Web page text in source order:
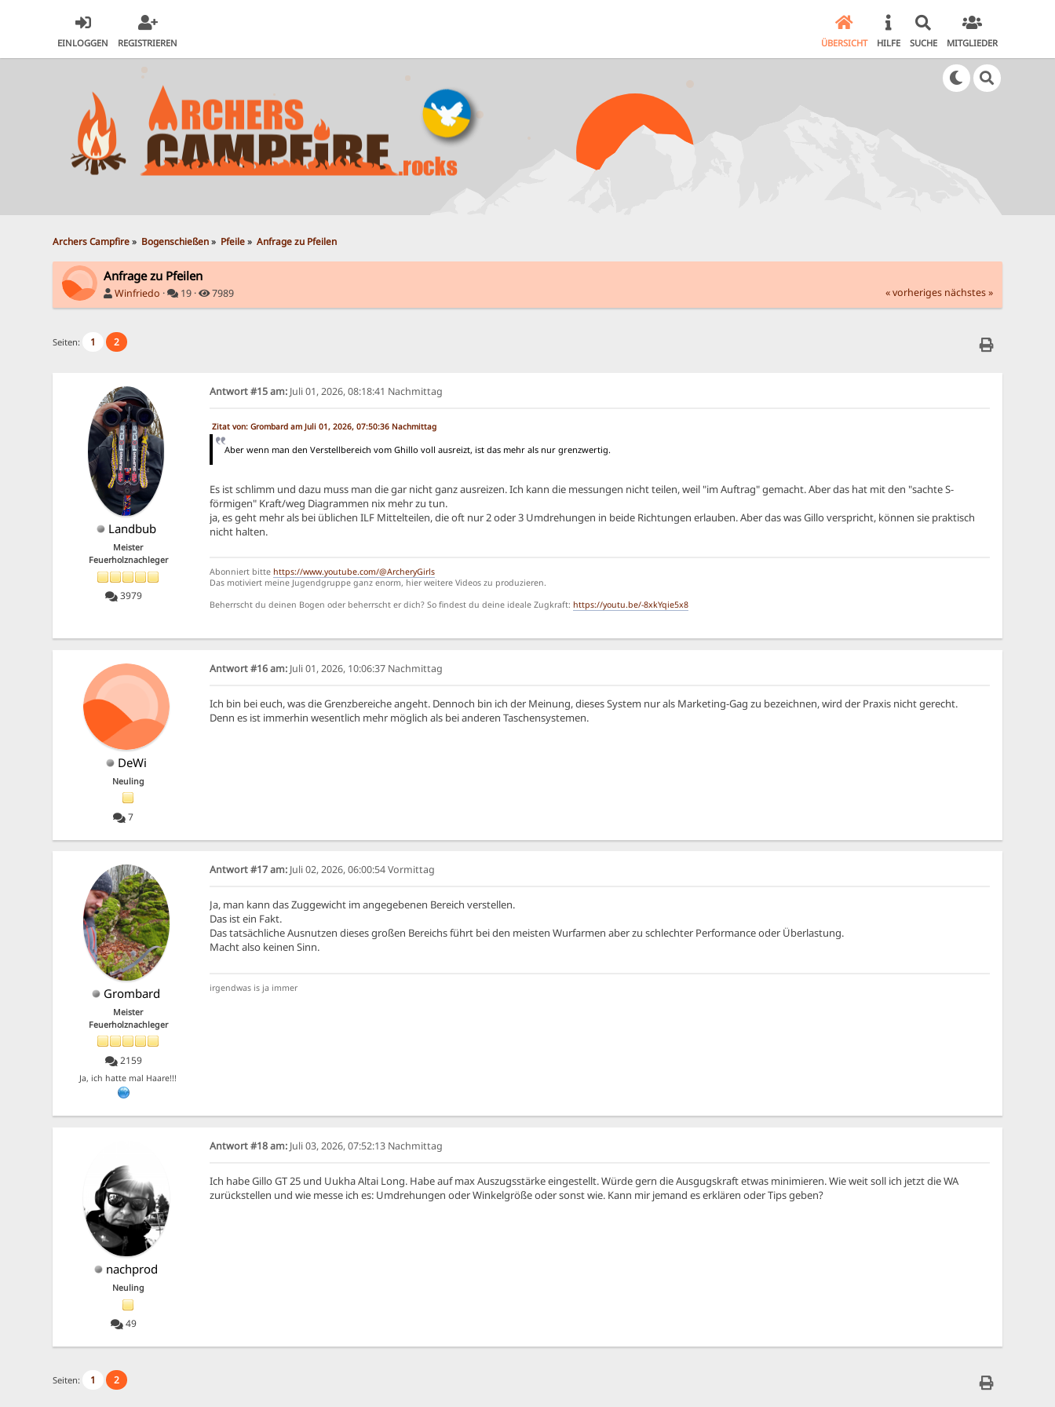
EINLOGGEN REGISTRIEREN ÜBERSICHT HILFE SUCHE MITGLIEDER
Archers Campfire» Bogenschießen» Pfeile» Anfrage zu Pfeilen
Anfrage zu Pfeilen
Winfriedo · 19 · 7989 « vorheriges nächstes »
Seiten: 1 2
Landbub
Meister
Feuerholznachleger
3979
Antwort #15 am:Juli 01, 2026, 08:18:41 Nachmittag
Zitat von: Grombard am Juli 01, 2026, 07:50:36 Nachmittag
Aber wenn man den Verstellbereich vom Ghillo voll ausreizt, ist das mehr als nur grenzwertig.
Es ist schlimm und dazu muss man die gar nicht ganz ausreizen. Ich kann die messungen nicht teilen, weil "im Auftrag" gemacht. Aber das hat mit den "sachte S-
förmigen" Kraft/weg Diagrammen nix mehr zu tun.
ja, es geht mehr als bei üblichen ILF Mittelteilen, die oft nur 2 oder 3 Umdrehungen in beide Richtungen erlauben. Aber das was Gillo verspricht, können sie praktisch
nicht halten.
Abonniert bitte https://www.youtube.com/@ArcheryGirls
Das motiviert meine Jugendgruppe ganz enorm, hier weitere Videos zu produzieren.
Beherrscht du deinen Bogen oder beherrscht er dich? So findest du deine ideale Zugkraft: https://youtu.be/-8xkYqie5x8
DeWi
Neuling
7
Antwort #16 am:Juli 01, 2026, 10:06:37 Nachmittag
Ich bin bei euch, was die Grenzbereiche angeht. Dennoch bin ich der Meinung, dieses System nur als Marketing-Gag zu bezeichnen, wird der Praxis nicht gerecht.
Denn es ist immerhin wesentlich mehr möglich als bei anderen Taschensystemen.
Grombard
Meister
Feuerholznachleger
2159
Ja, ich hatte mal Haare!!!
Antwort #17 am:Juli 02, 2026, 06:00:54 Vormittag
Ja, man kann das Zuggewicht im angegebenen Bereich verstellen.
Das ist ein Fakt.
Das tatsächliche Ausnutzen dieses großen Bereichs führt bei den meisten Wurfarmen aber zu schlechter Performance oder Überlastung.
Macht also keinen Sinn.
irgendwas is ja immer
nachprod
Neuling
49
Antwort #18 am:Juli 03, 2026, 07:52:13 Nachmittag
Ich habe Gillo GT 25 und Uukha Altai Long. Habe auf max Auszugsstärke eingestellt. Würde gern die Ausgugskraft etwas minimieren. Wie weit soll ich jetzt die WA
zurückstellen und wie messe ich es: Umdrehungen oder Winkelgröße oder sonst wie. Kann mir jemand es erklären oder Tips geben?
Seiten: 1 2